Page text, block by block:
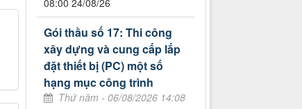
08:00 24/08/26
Gói thầu số 17: Thi công
xây dựng và cung cấp lắp
đặt thiết bị (PC) một số
hạng mục công trình
Thứ năm - 06/08/2026 14:08